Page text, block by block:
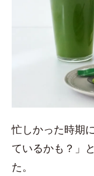
忙しかった時期
ているかも？」
た。